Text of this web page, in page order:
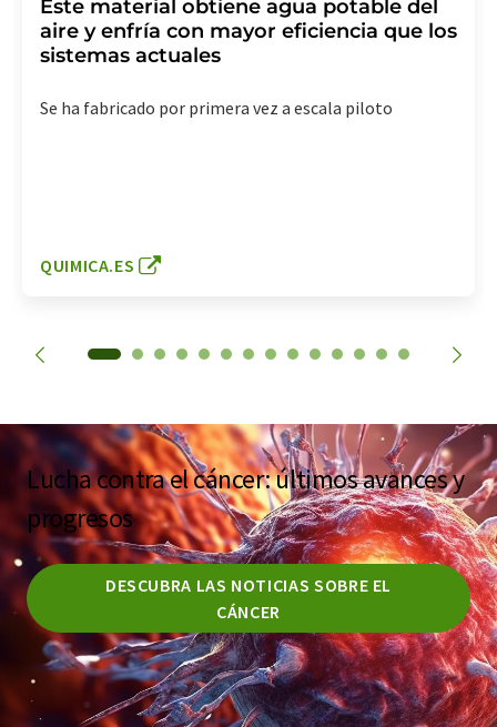
Este material obtiene agua potable del
aire y enfría con mayor eficiencia que los
sistemas actuales
Se ha fabricado por primera vez a escala piloto
QUIMICA.ES
Lucha contra el cáncer: últimos avances y
progresos
DESCUBRA LAS NOTICIAS SOBRE EL
CÁNCER